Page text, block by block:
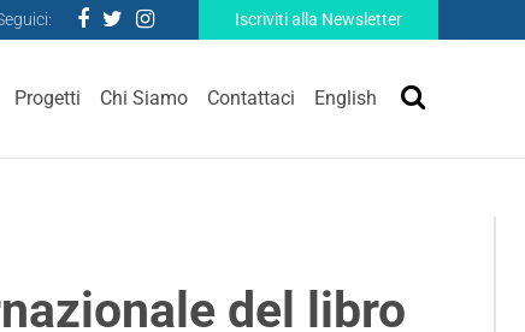
Iscriviti alla Newsletter
Progetti Chi Siamo Contattaci English
del libro